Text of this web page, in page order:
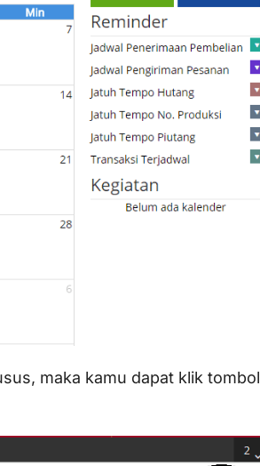
maka kamu dapat klik tombol